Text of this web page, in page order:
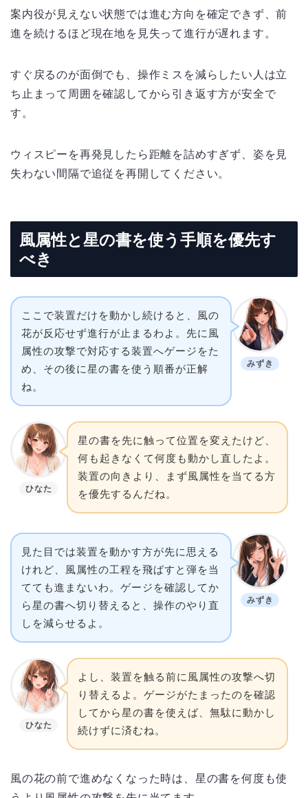
案内役が見えない状態では進む方向を確定できず、前
進を続けるほど現在地を見失って進行が遅れます。
すぐ戻るのが面倒でも、操作ミスを減らしたい人は立
ち止まって周囲を確認してから引き返す方が安全で
す。
ウィスピーを再発見したら距離を詰めすぎず、姿を見
失わない間隔で追従を再開してください。
風属性と星の書を使う手順を優先す
べき
みずき
ここで装置だけを動かし続けると、風の
花が反応せず進行が止まるわよ。先に風
属性の攻撃で対応する装置へゲージをた
め、その後に星の書を使う順番が正解
ね。
ひなた
星の書を先に触って位置を変えたけど、
何も起きなくて何度も動かし直したよ。
装置の向きより、まず風属性を当てる方
を優先するんだね。
みずき
見た目では装置を動かす方が先に思える
けれど、風属性の工程を飛ばすと弾を当
てても進まないわ。ゲージを確認してか
ら星の書へ切り替えると、操作のやり直
しを減らせるよ。
ひなた
よし、装置を触る前に風属性の攻撃へ切
り替えるよ。ゲージがたまったのを確認
してから星の書を使えば、無駄に動かし
続けずに済むね。
風の花の前で進めなくなった時は、星の書を何度も使